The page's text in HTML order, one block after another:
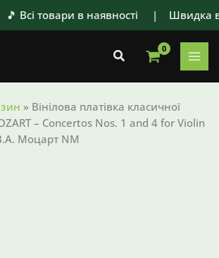
🎵 Всі товари в наявності | Швидка
Пошук
» Вінілова платівка класичної
– Concertos Nos. 1 and 4 for Violin
Моцарт NM